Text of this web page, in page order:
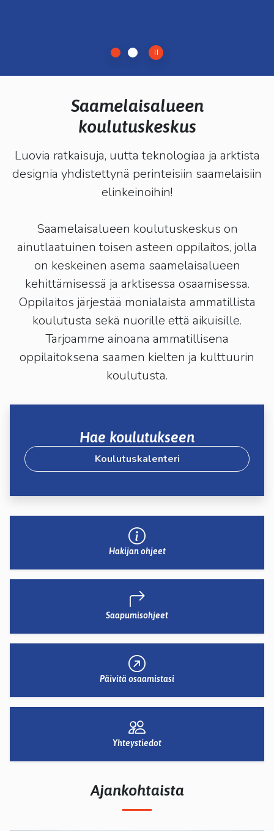
Pysäytä/Jatka
Saamelaisalueen
koulutuskeskus
Luovia ratkaisuja, uutta teknologiaa ja arktista
designia yhdistettynä perinteisiin saamelaisiin
elinkeinoihin!
Saamelaisalueen koulutuskeskus on
ainutlaatuinen toisen asteen oppilaitos, jolla
on keskeinen asema saamelaisalueen
kehittämisessä ja arktisessa osaamisessa.
Oppilaitos järjestää monialaista ammatillista
koulutusta sekä nuorille että aikuisille.
Tarjoamme ainoana ammatillisena
oppilaitoksena saamen kielten ja kulttuurin
koulutusta.
Hae koulutukseen
Koulutuskalenteri
Hakijan ohjeet
Saapumisohjeet
Päivitä osaamistasi
Yhteystiedot
Ajankohtaista